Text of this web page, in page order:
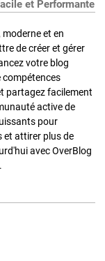
et Performante
et en
de créer et gérer
votre blog
compétences
partagez facilement
active de
pour
et attirer plus de
avec OverBlog